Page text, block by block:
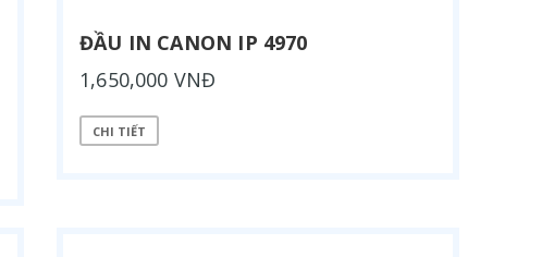
ĐẦU IN CANON IP 4970
1,650,000 VNĐ
CHI TIẾT